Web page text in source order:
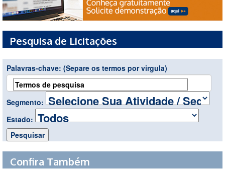
Pesquisa de Licitações
Palavras-chave: (Separe os termos por virgula)
Segmento:
Estado:
Confira Também